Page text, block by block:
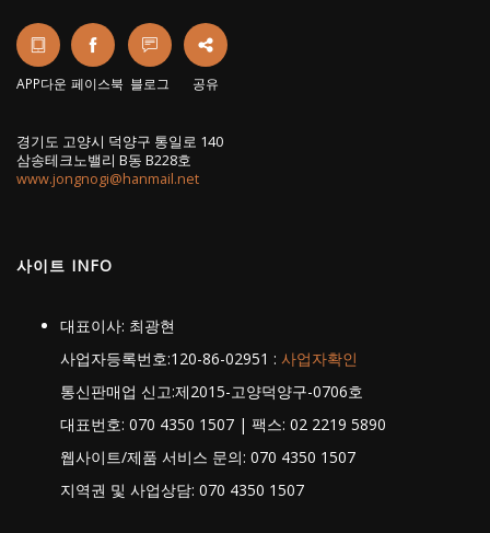
APP다운 페이스북 블로그 공유
경기도 고양시 덕양구 통일로 140
삼송테크노밸리 B동 B228호
www.jongnogi@hanmail.net
사이트 INFO
대표이사: 최광현
사업자등록번호:120-86-02951 : 사업자확인
통신판매업 신고:제2015-고양덕양구-0706호
대표번호: 070 4350 1507 | 팩스: 02 2219 5890
웹사이트/제품 서비스 문의: 070 4350 1507
지역권 및 사업상담: 070 4350 1507